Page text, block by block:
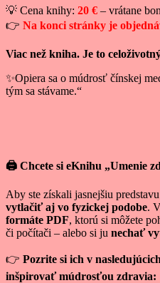
💡 Cena knihy: 20 € – vrátane
👉 Na konci stránky je
Viac než kniha. Je to
✨Opiera sa o múdrosť čínskej
tým sa stávame.“
🖨️ Chcete si eKnihu „Umenie
Aby ste získali jasnejšiu
vytlačiť aj vo fyzickej podobe.
formáte PDF, ktorú si môžete
či počítači – alebo si ju nechať
👉 Pozrite si ich v
inšpirovať múdrosťou zdravia: